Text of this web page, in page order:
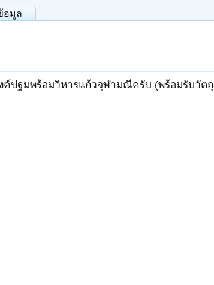
อมูล
ปฐมพร้อมวิหารแก้วจุฬามณีครับ (พร้อมรับวัต